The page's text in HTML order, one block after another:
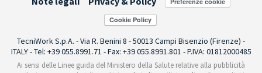
TecniWork S.p.A. - Via R. Benini 8 - 50013 Campi Bisenzio (Firenze) -
ITALY - Tel: +39 055.8991.71 - Fax: +39 055.8991.801 - P.IVA: 01812000485
Ai sensi delle Linee guida del Ministero della Salute relative alla pubblicità